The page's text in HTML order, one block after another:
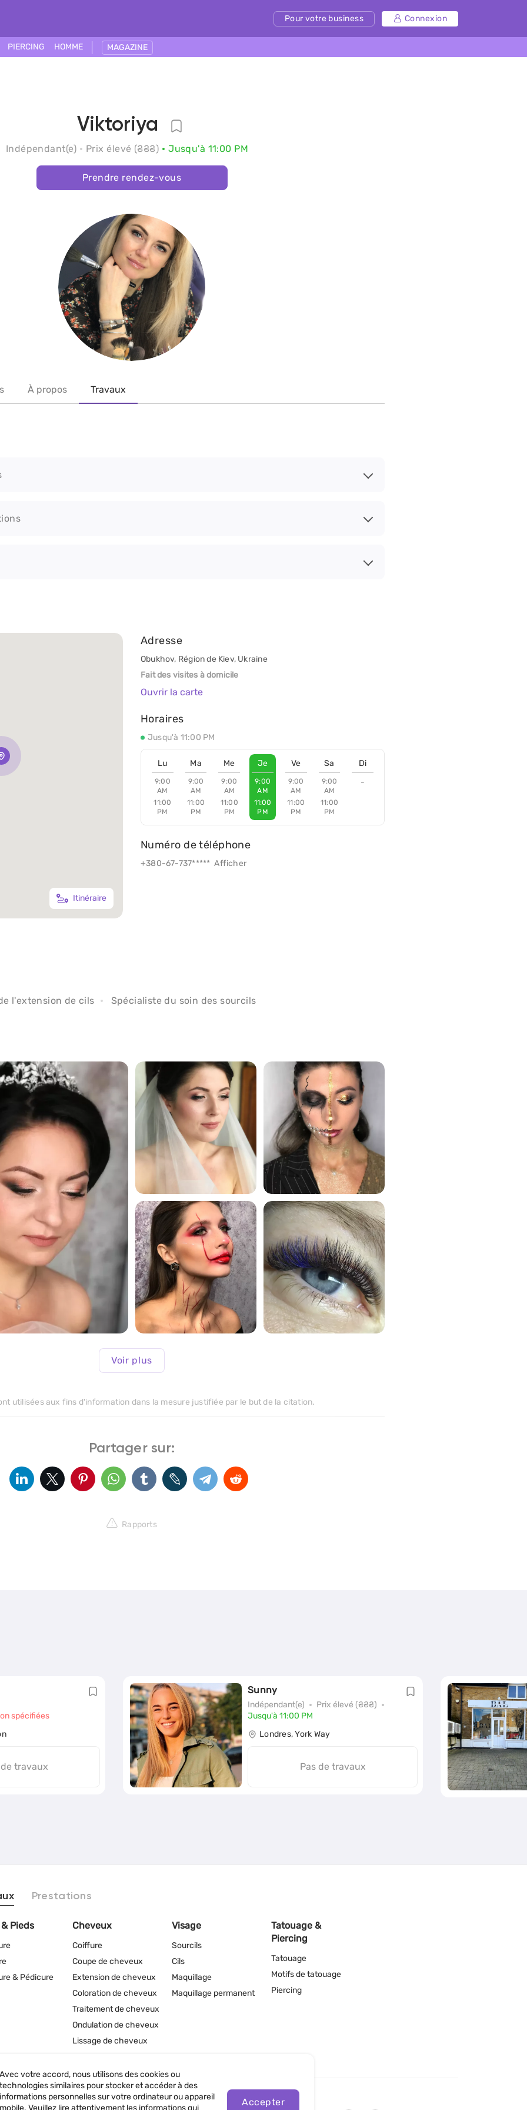
Pour votre business Connexion
PIERCING HOMME MAGAZINE
Viktoriya
Indépendant(e) Prix élevé (₴₴₴) Jusqu'à 11:00 PM
Prendre rendez-vous
À propos Travaux
Itinéraire
Adresse
Obukhov, Région de Kiev, Ukraine
Fait des visites à domicile
Ouvrir la carte
Horaires
Jusqu'à 11:00 PM
Lu
9:00
AM
11:00
PM
Ma
9:00
AM
11:00
PM
Me
9:00
AM
11:00
PM
Je
9:00
AM
11:00
PM
Ve
9:00
AM
11:00
PM
Sa
9:00
AM
11:00
PM
Di
-
Numéro de téléphone
+380-67-737***** Afficher
l'extension de cils Spécialiste du soin des sourcils
>
>
171
>
290
>
1360
Voir plus
utilisées aux fins d'information dans la mesure justifiée par le but de la citation.
Partager sur:
Rapports
spécifiées
travaux
Sunny
Indépendant(e)
Prix élevé (₴₴₴)
Jusqu'à 11:00 PM
Londres, York Way
Pas de travaux
Prestations
Pieds
& Pédicure
Cheveux
Coiffure
Coupe de cheveux
Extension de cheveux
Coloration de cheveux
Traitement de cheveux
Ondulation de cheveux
Lissage de cheveux
Visage
Sourcils
Cils
Maquillage
Maquillage permanent
Tatouage &
Piercing
Tatouage
Motifs de tatouage
Piercing
Avec votre accord, nous utilisons des cookies ou
technologies similaires pour stocker et accéder à des
informations personnelles sur votre ordinateur ou appareil
mobile. Veuillez lire attentivement les informations qui
Accepter